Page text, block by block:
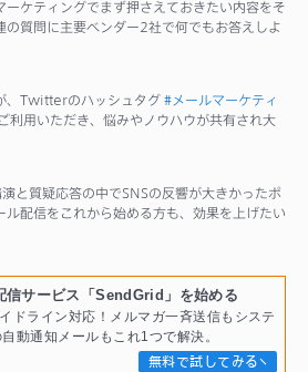
ケティングでまず押さえておきたい内容をそ
の質問に主要ベンダー2社で何でもお答えしよ
、Twitterのハッシュタグ#メールマーケティ
利用いただき、悩みやノウハウが共有され大
と質疑応答の中でSNSの反響が大きかったポ
ル配信をこれから始める方も、効果を上げたい
信サービス「SendGrid」を始める
ドライン対応！メルマガ一斉送信もシステ
動通知メールもこれ1つで解決。
無料で試してみる